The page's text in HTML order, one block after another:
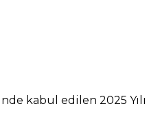
kabul edilen 2025 Yılı